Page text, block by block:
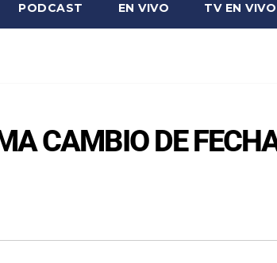
PODCAST EN VIVO TV EN VIVO
CAMBIO DE